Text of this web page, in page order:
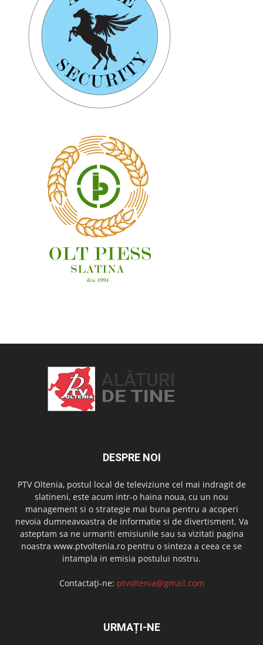
DESPRE NOI
PTV Oltenia, postul local de televiziune cel mai indragit de
slatineni, este acum intr-o haina noua, cu un nou
management si o strategie mai buna pentru a acoperi
nevoia dumneavoastra de informatie si de divertisment. Va
asteptam sa ne urmariti emisiunile sau sa vizitati pagina
noastra www.ptvoltenia.ro pentru o sinteza a ceea ce se
intampla in emisia postului nostru.
Contactați-ne: ptvoltenia@gmail.com
URMAȚI-NE